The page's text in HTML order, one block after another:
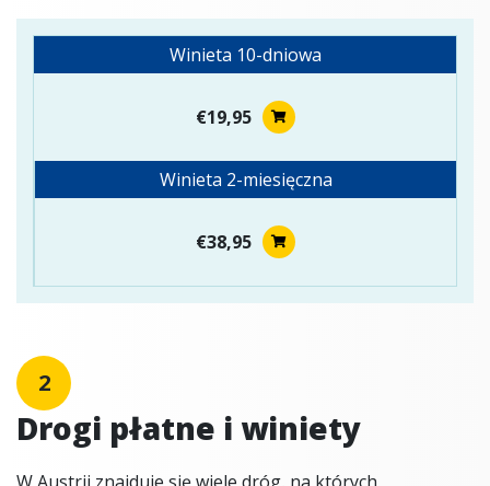
Winieta 10-dniowa
€19,95
Winieta 2-miesięczna
€38,95
2
Drogi płatne i winiety
W Austrii znajduje się wiele dróg, na których